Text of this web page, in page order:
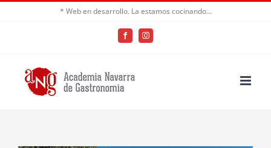
* Web en desarrollo. La estamos cocinando...
FacebookInstagram